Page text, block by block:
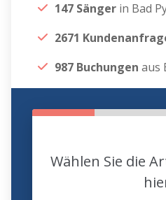
147 Sänger in Bad
2671
987 Buchungen aus
Wählen Sie die